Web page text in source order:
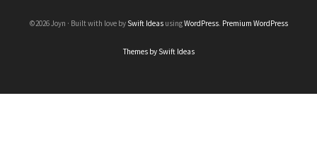
©2026 Joyn · Built with love by Swift IdeasusingWordPress. Premium WordPress
Themes by Swift Ideas